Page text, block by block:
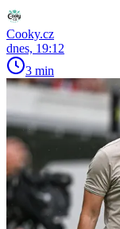
Cooky.cz
dnes, 19:12
3 min